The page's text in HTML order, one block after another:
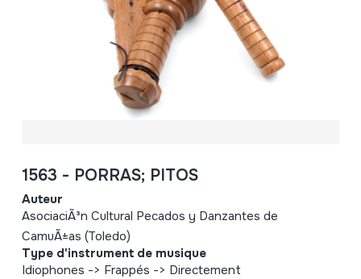
1563 - PORRAS; PITOS
Auteur
AsociaciÃ³n Cultural Pecados y Danzantes de
CamuÃ±as (Toledo)
Type d'instrument de musique
Idiophones -> Frappés -> Directement